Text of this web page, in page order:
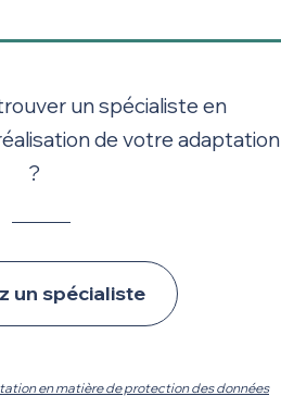
un spécialiste en
de votre adaptation
?
un spécialiste
en matière de protection des données